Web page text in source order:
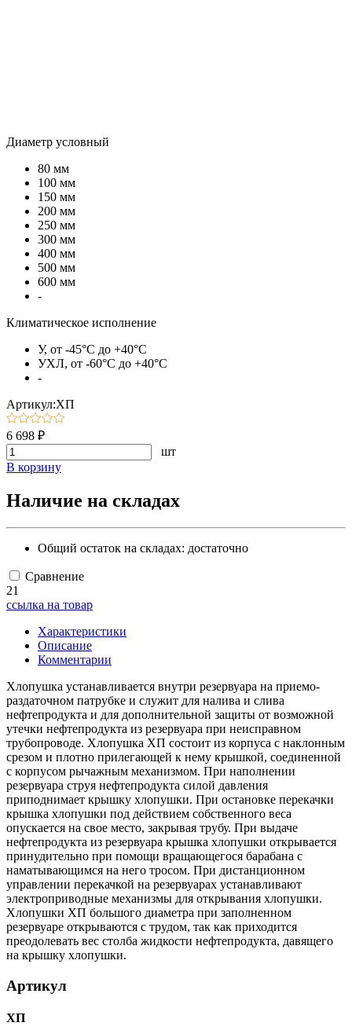
Диаметр условный
80 мм
100 мм
150 мм
200 мм
250 мм
300 мм
400 мм
500 мм
600 мм
-
Климатическое исполнение
У, от -45°C до +40°C
УХЛ, от -60°C до +40°C
-
Артикул:ХП
6 698 ₽
шт
В корзину
Наличие на складах
Общий остаток на складах: достаточно
Сравнение
21
ссылка на товар
Характеристики
Описание
Комментарии
Хлопушка устанавливается внутри резервуара на приемо-
раздаточном патрубке и служит для налива и слива
нефтепродукта и для дополнительной защиты от возможной
утечки нефтепродукта из резервуара при неисправном
трубопроводе. Хлопушка ХП состоит из корпуса с наклонным
срезом и плотно прилегающей к нему крышкой, соединенной
с корпусом рычажным механизмом. При наполнении
резервуара струя нефтепродукта силой давления
приподнимает крышку хлопушки. При остановке перекачки
крышка хлопушки под действием собственного веса
опускается на свое место, закрывая трубу. При выдаче
нефтепродукта из резервуара крышка хлопушки открывается
принудительно при помощи вращающегося барабана с
наматывающимся на него тросом. При дистанционном
управлении перекачкой на резервуарах устанавливают
электроприводные механизмы для открывания хлопушки.
Хлопушки ХП большого диаметра при заполненном
резервуаре открываются с трудом, так как приходится
преодолевать вес столба жидкости нефтепродукта, давящего
на крышку хлопушки.
Артикул
ХП